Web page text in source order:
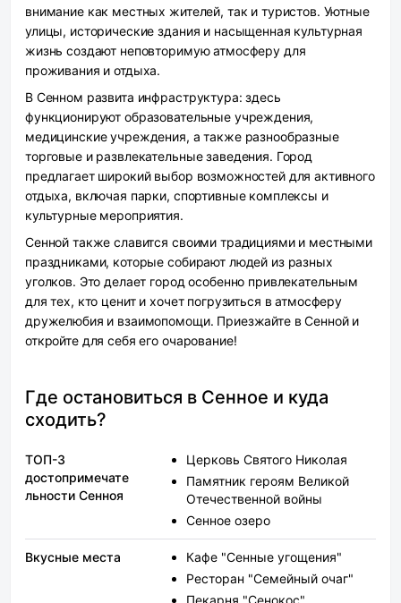
внимание как местных жителей, так и туристов. Уютные
улицы, исторические здания и насыщенная культурная
жизнь создают неповторимую атмосферу для
проживания и отдыха.
В Сенном развита инфраструктура: здесь
функционируют образовательные учреждения,
медицинские учреждения, а также разнообразные
торговые и развлекательные заведения. Город
предлагает широкий выбор возможностей для активного
отдыха, включая парки, спортивные комплексы и
культурные мероприятия.
Сенной также славится своими традициями и местными
праздниками, которые собирают людей из разных
уголков. Это делает город особенно привлекательным
для тех, кто ценит и хочет погрузиться в атмосферу
дружелюбия и взаимопомощи. Приезжайте в Сенной и
откройте для себя его очарование!
Где остановиться в Сенное и куда
сходить?
ТОП-3
достопримечате
льности Сенноя
Церковь Святого Николая
Памятник героям Великой
Отечественной войны
Сенное озеро
Вкусные места
Кафе "Сенные угощения"
Ресторан "Семейный очаг"
Пекарня "Сенокос"